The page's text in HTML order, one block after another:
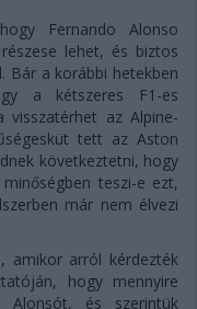
Fernando Alonso
lehet, és biztos
Bár a korábbi hetekben
a kétszeres F1-es
visszatérhet az Alpine-
tett az Aston
következtetni, hogy
teszi-e ezt,
már nem élvezi
amikor arról kérdezték
hogy mennyire
Alonsót, és szerintük